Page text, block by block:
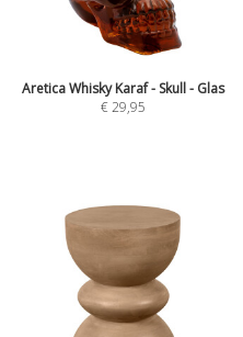
Aretica Whisky Karaf - Skull - Glas
€29,95